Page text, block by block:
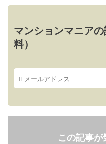
マンションマニア
料）
この記事が